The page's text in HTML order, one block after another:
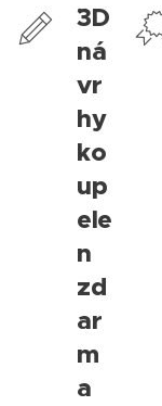
¨3D
ná
vr
hy
ko
up
ele
n
zd
ar
m
a